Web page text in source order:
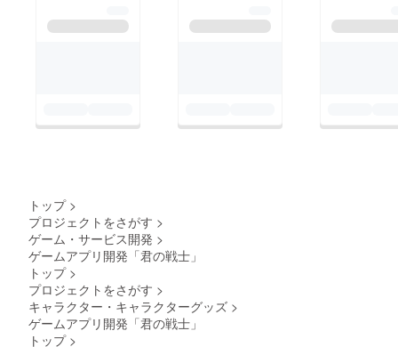
トップ >
プロジェクトをさがす >
ゲーム・サービス開発 >
ゲームアプリ開発「君の戦士」
トップ >
プロジェクトをさがす >
キャラクター・キャラクターグッズ >
ゲームアプリ開発「君の戦士」
トップ >